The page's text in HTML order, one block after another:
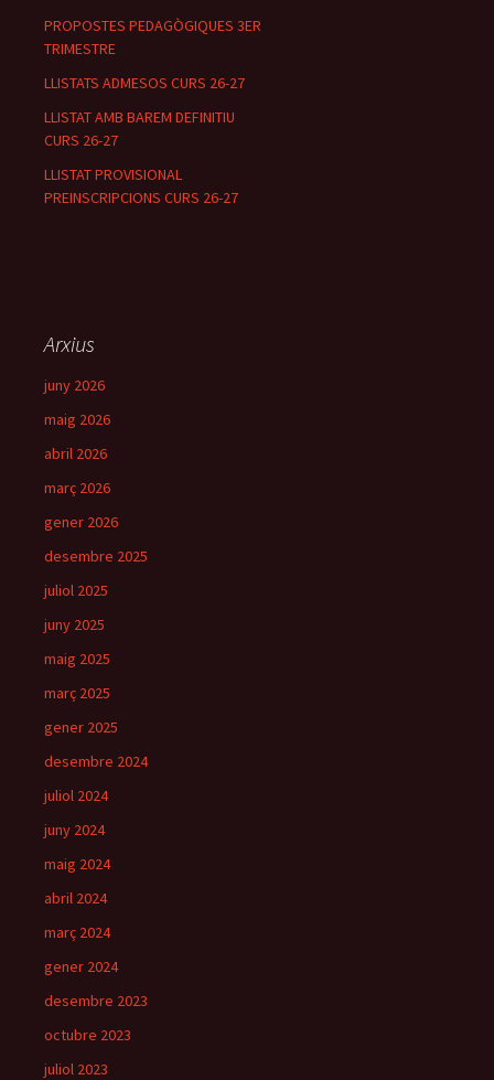
PROPOSTES PEDAGÒGIQUES 3ER
TRIMESTRE
LLISTATS ADMESOS CURS 26-27
LLISTAT AMB BAREM DEFINITIU
CURS 26-27
LLISTAT PROVISIONAL
PREINSCRIPCIONS CURS 26-27
Arxius
juny 2026
maig 2026
abril 2026
març 2026
gener 2026
desembre 2025
juliol 2025
juny 2025
maig 2025
març 2025
gener 2025
desembre 2024
juliol 2024
juny 2024
maig 2024
abril 2024
març 2024
gener 2024
desembre 2023
octubre 2023
juliol 2023